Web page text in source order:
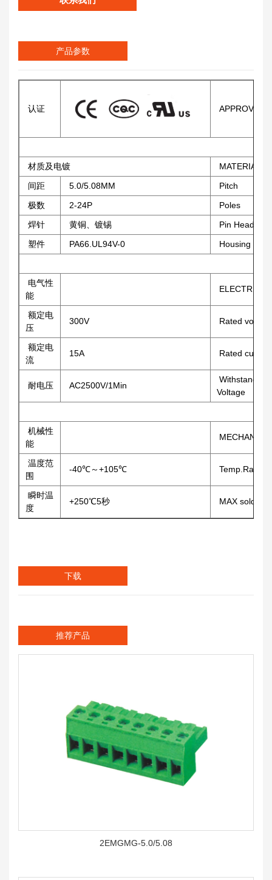
产品参数
认证 APPROVAL
材质及电镀
MATERIAL
间距
5.0/5.08MM
Pitch
极数
2-24P
Poles
焊针
黄铜、镀锡
Pin Header
塑件
PA66.UL94V-0 Housing
电气性
能
ELECTRICAL
额定电
压
300V Rated voltage
额定电
流
15A Rated current
耐电压 AC2500V/1Min
Withstanding
Voltage
机械性
能
温度范
围
-40℃～+105℃ Temp.Range
瞬时温
度
+250℃5秒 MAX
下载
推荐产品
2EMGMG-5.0/5.08